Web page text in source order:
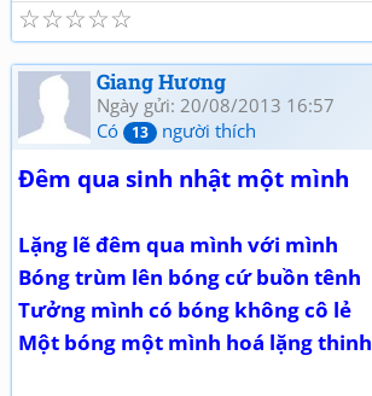
☆
☆
☆
☆
☆
Giang Hương
Ngày gửi: 20/08/2013 16:57
Có
13 người thích
Đêm qua sinh nhật một mình
Lặng lẽ đêm qua mình với mình
Bóng trùm lên bóng cứ buồn tênh
Tưởng mình có bóng không cô lẻ
Một bóng một mình hoá lặng thinh